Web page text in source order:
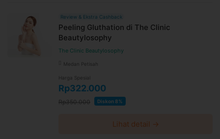
Harga paket sudah termasuk biaya administrasi, convenience
fee, biaya pemeliharaan platform.
Review & Ekstra Cashback
Peeling Gluthation di The Clinic
Beautylosophy
The Clinic Beautylosophy
Medan Petisah
Harga Spesial
Rp322.000
Rp350.000 Diskon 8%
Lihat detail →